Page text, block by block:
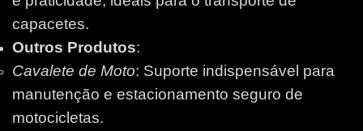
capacetes.
Outros Produtos:
Cavalete de Moto: Suporte indispensável para
manutenção e estacionamento seguro de
motocicletas.